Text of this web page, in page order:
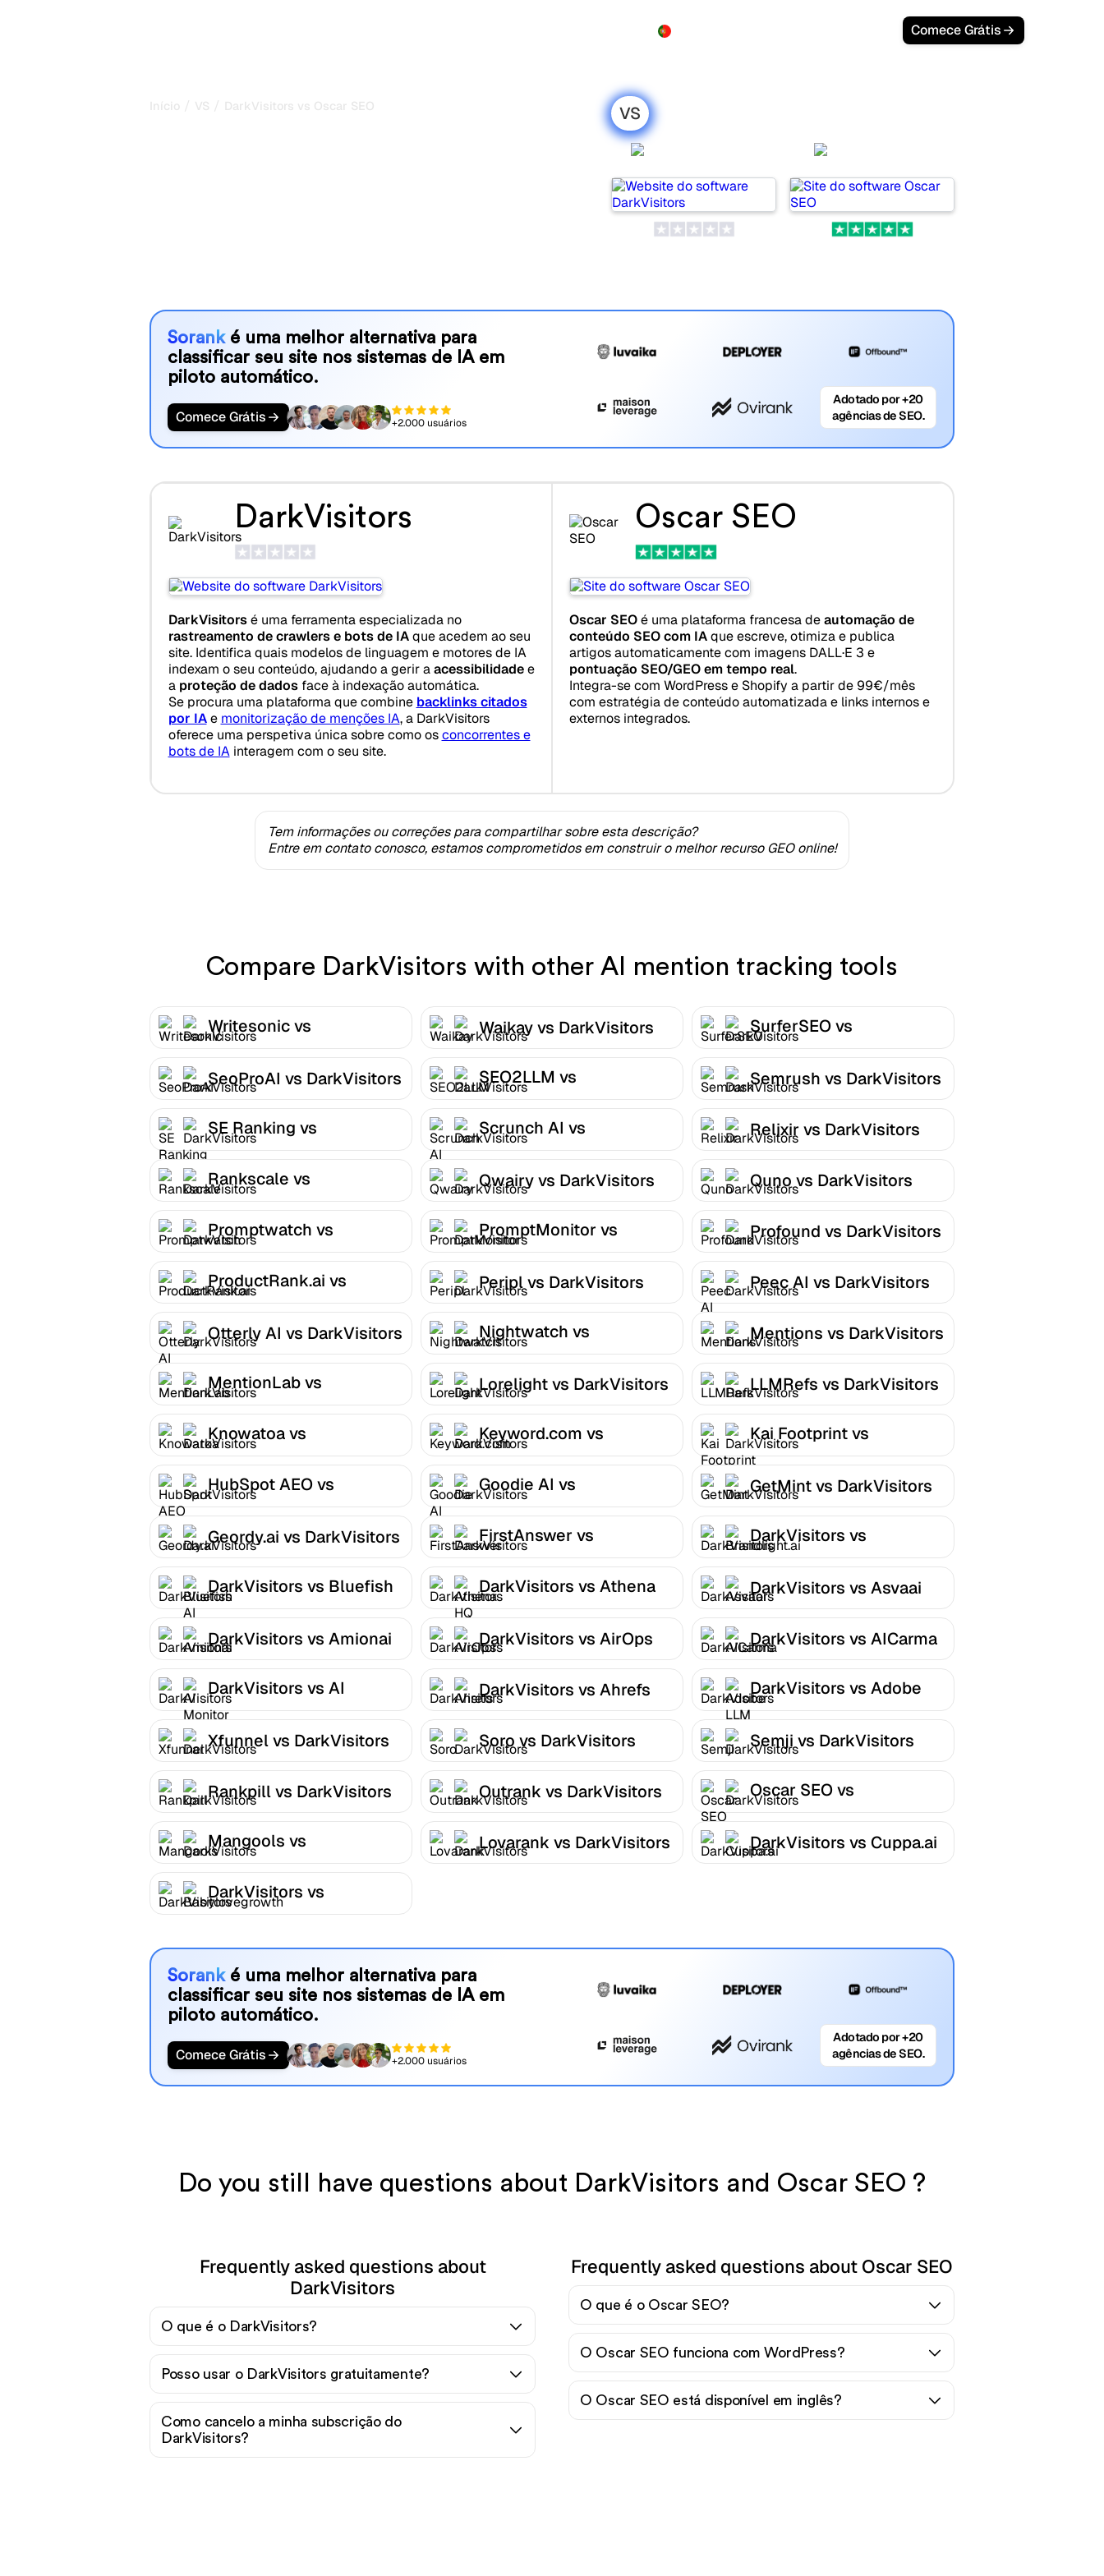
Comece Grátis
Início / VS / DarkVisitors vs Oscar SEO VS
Sorank é uma melhor alternativa para
classificar seu site nos sistemas de IA em
piloto automático.
Comece Grátis +2.000 usuários
Adotado por +20
agências de SEO.
DarkVisitors
DarkVisitorsé uma ferramenta especializada no
rastreamento de crawlers e bots de IAque acedem ao seu
site. Identifica quais modelos de linguagem e motores de IA
indexam o seu conteúdo, ajudando a gerir aacessibilidadee
a proteção de dadosface à indexação automática.
Se procura uma plataforma que combine backlinks citados
por IAe monitorização de menções IA, a DarkVisitors
oferece uma perspetiva única sobre como osconcorrentes e
bots de IAinteragem com o seu site.
Oscar SEO
Oscar SEOé uma plataforma francesa deautomação de
conteúdo SEO com IAque escreve, otimiza e publica
artigos automaticamente com imagens DALL·E 3 e
pontuação SEO/GEO em tempo real.
Integra-se com WordPress e Shopify a partir de 99€/mês
com estratégia de conteúdo automatizada e links internos e
externos integrados.
Tem informações ou correções para compartilhar sobre esta descrição?
Entre em contato conosco, estamos comprometidos em construir o melhor recurso GEO online!
Compare DarkVisitors with other AI mention tracking tools
Writesonic vs
DarkVisitors
Waikay vs DarkVisitors
SurferSEO vs
DarkVisitors
SeoProAI vs DarkVisitors
SEO2LLM vs
DarkVisitors
Semrush vs DarkVisitors
SE Ranking vs
DarkVisitors
Scrunch AI vs
DarkVisitors
Relixir vs DarkVisitors
Rankscale vs
DarkVisitors
Qwairy vs DarkVisitors Quno vs DarkVisitors
Promptwatch vs
DarkVisitors
PromptMonitor vs
DarkVisitors
Profound vs DarkVisitors
ProductRank.ai vs
DarkVisitors
Peripl vs DarkVisitors Peec AI vs DarkVisitors
Otterly AI vs DarkVisitors
Nightwatch vs
DarkVisitors
Mentions vs DarkVisitors
MentionLab vs
DarkVisitors
Lorelight vs DarkVisitors LLMRefs vs DarkVisitors
Knowatoa vs
DarkVisitors
Keyword.com vs
DarkVisitors
Kai Footprint vs
DarkVisitors
HubSpot AEO vs
DarkVisitors
Goodie AI vs
DarkVisitors
GetMint vs DarkVisitors
Geordy.ai vs DarkVisitors
FirstAnswer vs
DarkVisitors
DarkVisitors vs
Brandlight.ai
DarkVisitors vs Bluefish
AI
DarkVisitors vs Athena
HQ
DarkVisitors vs Asvaai
DarkVisitors vs Amionai DarkVisitors vs AirOps DarkVisitors vs AICarma
DarkVisitors vs AI
Monitor
DarkVisitors vs Ahrefs
DarkVisitors vs Adobe
LLM Optimizer
Xfunnel vs DarkVisitors
Soro vs DarkVisitors Semji vs DarkVisitors
Rankpill vs DarkVisitors Outrank vs DarkVisitors
Oscar SEO vs
DarkVisitors
Mangools vs
DarkVisitors
Lovarank vs DarkVisitors DarkVisitors vs Cuppa.ai
DarkVisitors vs
Babylovegrowth
Sorank é uma melhor alternativa para
classificar seu site nos sistemas de IA em
piloto automático.
Comece Grátis +2.000 usuários
Adotado por +20
agências de SEO.
Do you still have questions about DarkVisitors and Oscar SEO ?
Frequently asked questions about
DarkVisitors
O que é o DarkVisitors?
Posso usar o DarkVisitors gratuitamente?
Como cancelo a minha subscrição do
DarkVisitors?
Frequently asked questions about Oscar SEO
O que é o Oscar SEO?
O Oscar SEO funciona com WordPress?
O Oscar SEO está disponível em inglês?